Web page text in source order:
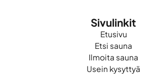
Sivulinkit
Etusivu
Etsi sauna
Ilmoita sauna
Usein kysyttyä